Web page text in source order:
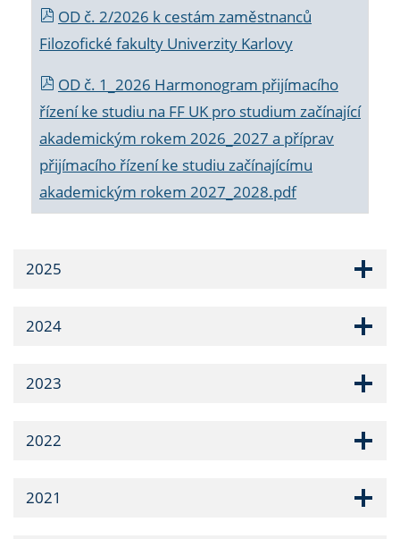
OD č. 2/2026 k cestám zaměstnanců
Filozofické fakulty Univerzity Karlovy
OD č. 1_2026 Harmonogram přijímacího
řízení ke studiu na FF UK pro studium začínající
akademickým rokem 2026_2027 a příprav
přijímacího řízení ke studiu začínajícímu
akademickým rokem 2027_2028.pdf
2025
2024
2023
2022
2021